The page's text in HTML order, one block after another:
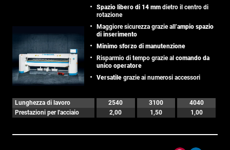
Spazio libero di 14 mm dietro il centro di
rotazione
Maggiore sicurezza grazie all’ampio spazio
di inserimento
Minimo sforzo di manutenzione
Risparmio di tempo grazie al comando da
unico operatore
Versatile grazie ai numerosi accessori
Lunghezza di lavoro 2540 3100
4040
Prestazioni per l'acciaio
2,00 1,50 1,00